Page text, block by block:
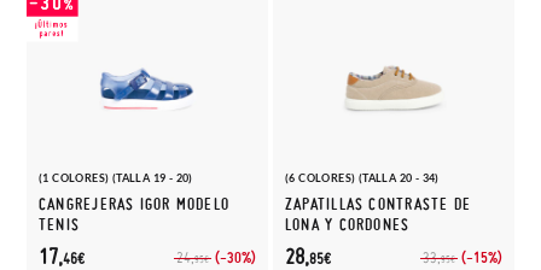
(1 COLORES) (TALLA 19 - 20)
CANGREJERAS IGOR MODELO
TENIS
24,95€ (-30%)
17,46€
(6 COLORES) (TALLA 20 - 34)
ZAPATILLAS CONTRASTE DE
LONA Y CORDONES
33,95€ (-15%)
28,85€